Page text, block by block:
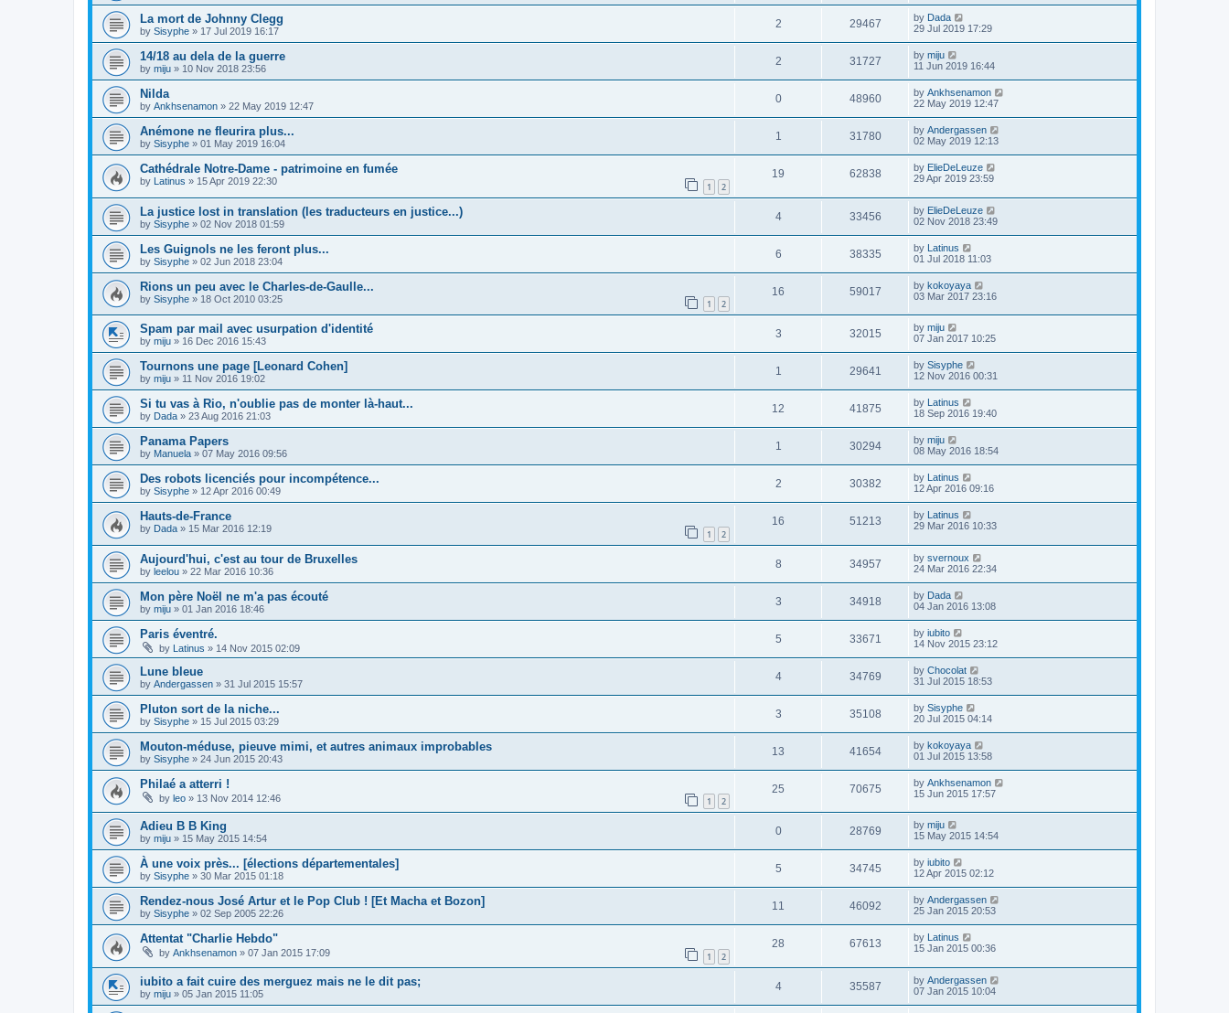
La mort de Johnny Clegg
by Sisyphe » 17 Jul 2019 16:17
2 29467 by Dada
29 Jul 2019 17:29
14/18 au dela de la guerre
by miju » 10 Nov 2018 23:56
2 31727 by miju
11 Jun 2019 16:44
Nilda
by Ankhsenamon » 22 May 2019 12:47
0 48960 by Ankhsenamon
22 May 2019 12:47
Anémone ne fleurira plus...
by Sisyphe » 01 May 2019 16:04
1 31780 by Andergassen
02 May 2019 12:13
Cathédrale Notre-Dame - patrimoine en fumée
by Latinus » 15 Apr 2019 22:30 1 2
19 62838 by ElieDeLeuze
29 Apr 2019 23:59
La justice lost in translation (les traducteurs en justice...)
by Sisyphe » 02 Nov 2018 01:59
4 33456 by ElieDeLeuze
02 Nov 2018 23:49
Les Guignols ne les feront plus...
by Sisyphe » 02 Jun 2018 23:04
6 38335 by Latinus
01 Jul 2018 11:03
Rions un peu avec le Charles-de-Gaulle...
by Sisyphe » 18 Oct 2010 03:25 1 2
16 59017 by kokoyaya
03 Mar 2017 23:16
Spam par mail avec usurpation d'identité
by miju » 16 Dec 2016 15:43
3 32015 by miju
07 Jan 2017 10:25
Tournons une page [Leonard Cohen]
by miju » 11 Nov 2016 19:02
1 29641 by Sisyphe
12 Nov 2016 00:31
Si tu vas à Rio, n'oublie pas de monter là-haut...
by Dada » 23 Aug 2016 21:03
12 41875 by
Latinus
18 Sep 2016 19:40
Panama Papers
by Manuela » 07 May 2016 09:56
1 30294 by miju
08 May 2016 18:54
Des robots licenciés pour incompétence...
by Sisyphe » 12 Apr 2016 00:49
2 30382 by
Latinus
12 Apr 2016 09:16
Hauts-de-France
by Dada » 15 Mar 2016 12:19 1 2
16 51213 by
Latinus
29 Mar 2016 10:33
Aujourd'hui, c'est au tour de Bruxelles
by leelou » 22 Mar 2016 10:36
8 34957 by svernoux
24 Mar 2016 22:34
Mon père Noël ne m'a pas écouté
by miju » 01 Jan 2016 18:46
3 34918 by Dada
04 Jan 2016 13:08
Paris éventré.
by Latinus » 14 Nov 2015 02:09
5 33671 by iubito
14 Nov 2015 23:12
Lune bleue
by Andergassen » 31 Jul 2015 15:57
4 34769 by Chocolat
31 Jul 2015 18:53
Pluton sort de la niche...
by Sisyphe » 15 Jul 2015 03:29
3 35108 by Sisyphe
20 Jul 2015 04:14
Mouton-méduse, pieuve mimi, et autres animaux improbables
by Sisyphe » 24 Jun 2015 20:43
13 41654 by kokoyaya
01 Jul 2015 13:58
Philaé a atterri !
by leo » 13 Nov 2014 12:46 1 2
25 70675 by Ankhsenamon
15 Jun 2015 17:57
Adieu B B King
by miju » 15 May 2015 14:54
0 28769 by miju
15 May 2015 14:54
À une voix près... [élections départementales]
by Sisyphe » 30 Mar 2015 01:18
5 34745 by iubito
12 Apr 2015 02:12
Rendez-nous José Artur et le Pop Club ! [Et Macha et Bozon]
by Sisyphe » 02 Sep 2005 22:26
11 46092 by Andergassen
25 Jan 2015 20:53
Attentat "Charlie Hebdo"
by Ankhsenamon » 07 Jan 2015 17:09 1 2
28 67613 by Latinus
15 Jan 2015 00:36
iubito a fait cuire des merguez mais ne le dit pas;
by miju » 05 Jan 2015 11:05
4 35587 by Andergassen
07 Jan 2015 10:04